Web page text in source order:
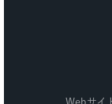
Webサイ